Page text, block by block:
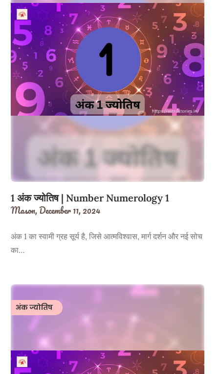
1 अंक ज्योतिष | Number Numerology 1
Mason,December 11, 2024
अंक 1 का स्वामी ग्रह सूर्य है, जिसे आत्मविश्वास, मार्ग दर्शन और नई सोच
का…
अंक ज्योतिष